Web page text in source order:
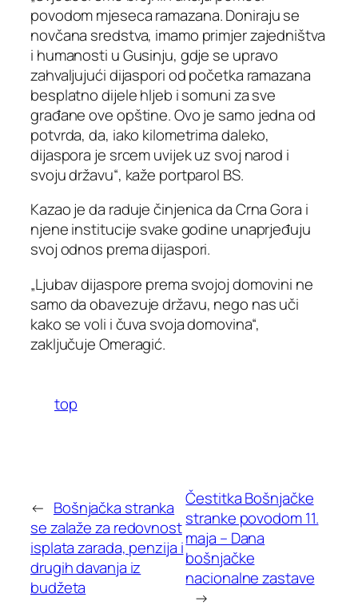
povodom mjeseca ramazana. Doniraju se
novčana sredstva, imamo primjer zajedništva
i humanosti u Gusinju, gdje se upravo
zahvaljujući dijaspori od početka ramazana
besplatno dijele hljeb i somuni za sve
građane ove opštine. Ovo je samo jedna od
potvrda, da, iako kilometrima daleko,
dijaspora je srcem uvijek uz svoj narod i
svoju državu“, kaže portparol BS.
Kazao je da raduje činjenica da Crna Gora i
njene institucije svake godine unaprjeđuju
svoj odnos prema dijaspori.
„Ljubav dijaspore prema svojoj domovini ne
samo da obavezuje državu, nego nas uči
kako se voli i čuva svoja domovina“,
zaključuje Omeragić.
top
← Bošnjačka stranka
se zalaže za redovnost
isplata zarada, penzija i
drugih davanja iz
budžeta
Čestitka Bošnjačke
stranke povodom 11.
maja – Dana
bošnjačke
nacionalne zastave
→